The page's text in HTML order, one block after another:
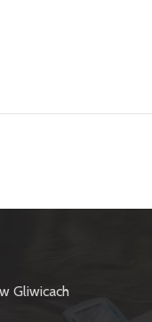
Gliwicach